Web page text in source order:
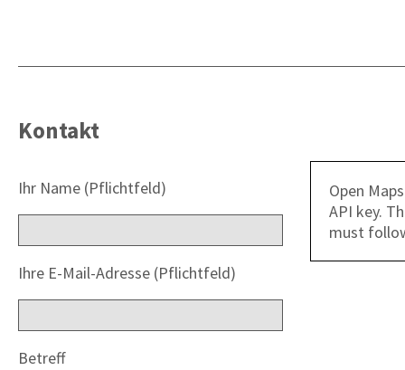
Kontakt
Ihr Name (Pflichtfeld)
Ihre E-Mail-Adresse (Pflichtfeld)
Betreff
Open
API key.
must